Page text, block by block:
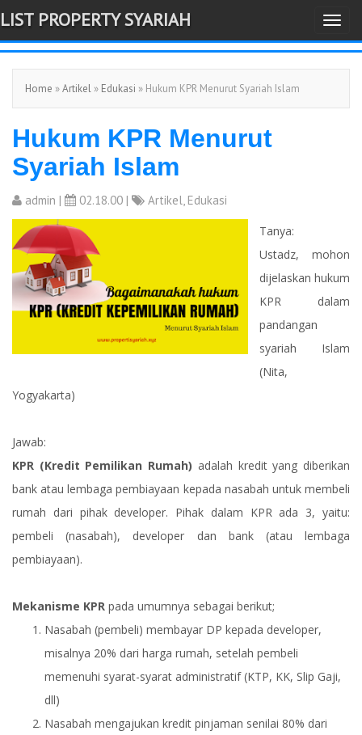
-->
T
o
g
l
t
i
n
LIST PROPERTY SYARIAH
Home »Artikel » Edukasi » Hukum KPR Menurut Syariah Islam
Hukum KPR Menurut
Syariah Islam
admin | 02.18.00 | Artikel, Edukasi
Tanya:
Ustadz, mohon
dijelaskan hukum
KPR dalam
pandangan
syariah Islam
(Nita,
Yogyakarta)
Jawab:
KPR (Kredit Pemilikan Rumah) adalah kredit yang diberikan
bank atau lembaga pembiayaan kepada nasabah untuk membeli
rumah dari pihak developer. Pihak dalam KPR ada 3, yaitu:
pembeli (nasabah), developer dan bank (atau lembaga
pembiayaan).
Mekanisme KPR pada umumnya sebagai berikut;
Nasabah (pembeli) membayar DP kepada developer,
misalnya 20% dari harga rumah, setelah pembeli
memenuhi syarat-syarat administratif (KTP, KK, Slip Gaji,
dll)
Nasabah mengajukan kredit pinjaman senilai 80% dari